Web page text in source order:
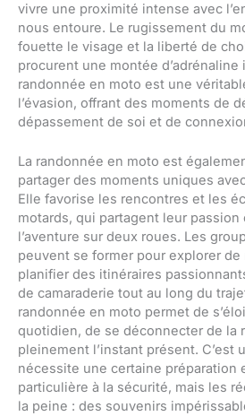
vivre une proximité intense avec
nous entoure. Le rugissement du
fouette le visage et la liberté de
procurent une montée d’adrénaline
randonnée en moto est une
l’évasion, offrant des moments de
dépassement de soi et de
La randonnée en moto est
partager des moments uniques
Elle favorise les rencontres et les
motards, qui partagent leur passion
l’aventure sur deux roues. Les
peuvent se former pour explorer
planifier des itinéraires
de camaraderie tout au long du
randonnée en moto permet de
quotidien, de se déconnecter de la
pleinement l’instant présent. C’est
nécessite une certaine préparation
particulière à la sécurité, mais les
la peine : des souvenirs